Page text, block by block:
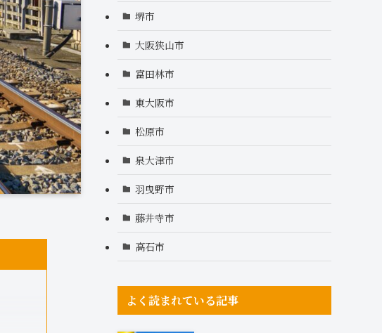
堺市
大阪狭山市
富田林市
東大阪市
松原市
泉大津市
羽曳野市
藤井寺市
高石市
よく読まれている記事